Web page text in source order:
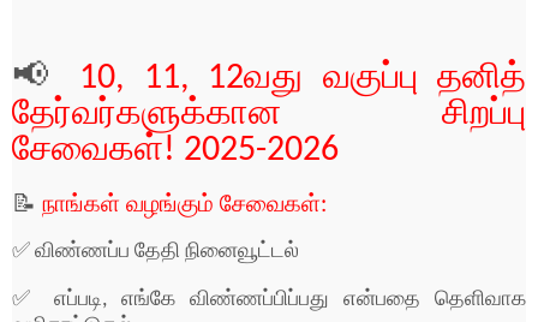
📢 10, 11, 12வது வகுப்பு தனித்
தேர்வர்களுக்கான சிறப்பு
சேவைகள்! 2025-2026
📝 நாங்கள் வழங்கும் சேவைகள்:
✅ விண்ணப்ப தேதி நினைவூட்டல்
✅ எப்படி, எங்கே விண்ணப்பிப்பது என்பதை தெளிவாக